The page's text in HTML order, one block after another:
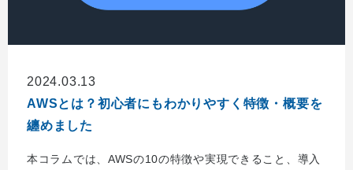
2024.03.13
AWSとは？初心者にもわかりやすく特徴・概要を
纏めました
本コラムでは、AWSの10の特徴や実現できること、導入